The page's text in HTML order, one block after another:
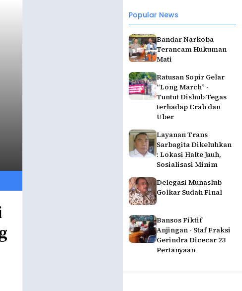
Popular News
Bandar Narkoba
Terancam Hukuman
Mati
Ratusan Sopir Gelar
“Long March” -
Tuntut Dishub Tegas
terhadap Crab dan
Uber
Layanan Trans
Sarbagita Dikeluhkan
: Lokasi Halte Jauh,
Sosialisasi Minim
Delegasi Munaslub
Golkar Sudah Final
Bansos Fiktif
Anjingan - Staf Fraksi
Gerindra Dicecar 23
Pertanyaan